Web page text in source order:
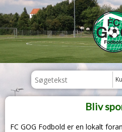
Bliv
FC GOG Fodbold er en lokalt